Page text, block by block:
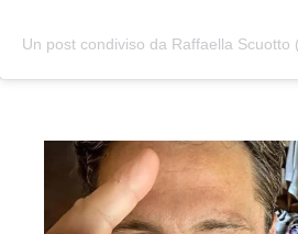
Un post condiviso da Raffaella Scuotto